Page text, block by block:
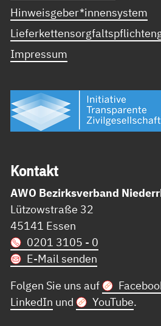
Hinweisgeber*innensystem
Impressum
Kon­takt
AWO Bezirksverband
Lützowstraße 32
45141 Essen
0201 3105 - 0
E-Mail senden
Folgen Sie uns auf
LinkedIn und YouTube.